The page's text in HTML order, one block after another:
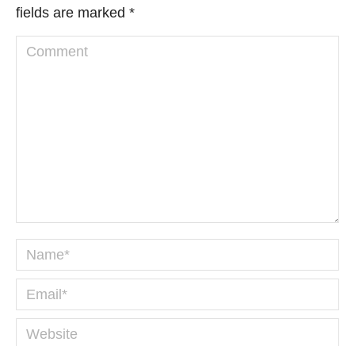
fields are marked *
Comment
Name *
Email *
Website